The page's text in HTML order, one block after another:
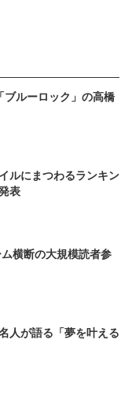
ルーロック」の高橋
ルにまつわるランキン
表
横断の大規模読者参
人が語る「夢を叶える